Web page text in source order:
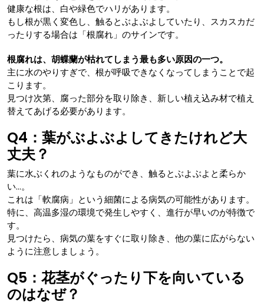
健康な根は、白や緑色でハリがあります。
もし根が黒く変色し、触るとぶよぶよしていたり、スカスカだ
ったりする場合は「根腐れ」のサインです。
根腐れは、胡蝶蘭が枯れてしまう最も多い原因の一つ。
主に水のやりすぎで、根が呼吸できなくなってしまうことで起
こります。
見つけ次第、腐った部分を取り除き、新しい植え込み材で植え
替えてあげる必要があります。
Q4：葉がぶよぶよしてきたけれど大
丈夫？
葉に水ぶくれのようなものができ、触るとぶよぶよと柔らか
い…。
これは「軟腐病」という細菌による病気の可能性があります。
特に、高温多湿の環境で発生しやすく、進行が早いのが特徴で
す。
見つけたら、病気の葉をすぐに取り除き、他の葉に広がらない
ように注意しましょう。
Q5：花茎がぐったり下を向いている
のはなぜ？